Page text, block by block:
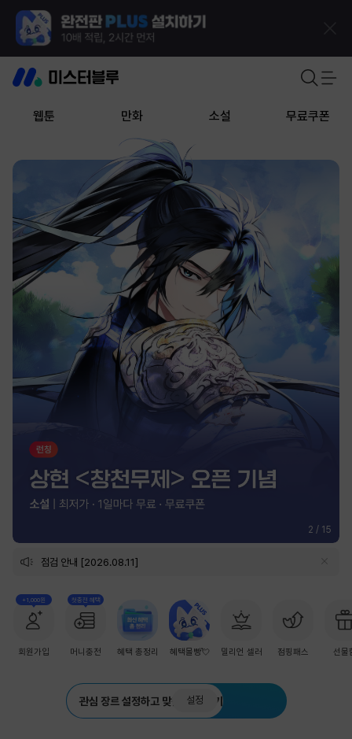
웹툰 만화 소설 무료쿠폰
2 / 15
점검 안내 [2026.08.11]
+1,000원
회원가입
첫충전 혜택
머니충전 혜택 총정리 혜택몰빵💘 밀리언 셀러 점핑패스 선물
관심 장르 설정하고 맞춤 추천 받기
설정